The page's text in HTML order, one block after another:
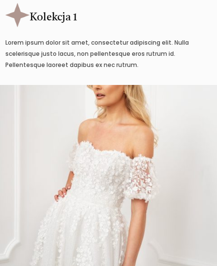
Kolekcja 1
Lorem ipsum dolor sit amet, consectetur adipiscing elit. Nulla
scelerisque justo lacus, non pellentesque eros rutrum id.
Pellentesque laoreet dapibus ex nec rutrum.